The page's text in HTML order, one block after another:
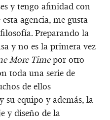
y tengo afinidad con
agencia, me gusta
Preparando la
y no es la primera vez
More Timepor otro
toda una serie de
de ellos
su equipo y además, la
y diseño de la